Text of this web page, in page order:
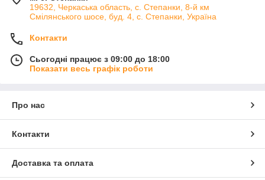
19632, Черкаська область, с. Степанки, 8-й км
Смілянського шосе, буд. 4, с. Степанки, Україна
Контакти
Сьогодні працює з 09:00 до 18:00
Показати весь графік роботи
Про нас
Контакти
Доставка та оплата